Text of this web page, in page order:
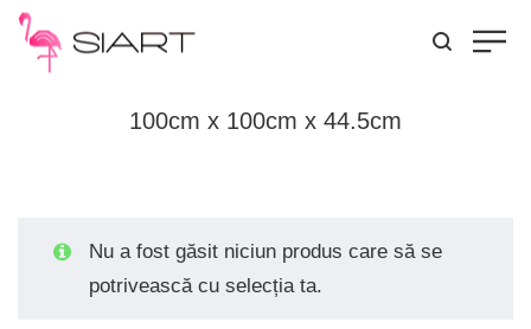
100cm x 100cm x 44.5cm
Nu a fost găsit niciun produs care să se
potrivească cu selecția ta.